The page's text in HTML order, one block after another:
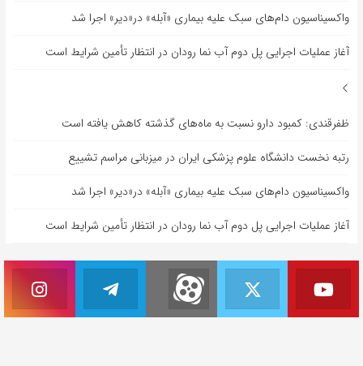
واکسیناسیون دام‌های سبک علیه بیماری «آبله» در«دیر» اجرا شد
آغاز عملیات اجرایی پل دوم آب نما رودان در انتظار تأمین شرایط است
ظفرقندی: کمبود دارو نسبت به ماه‌های گذشته کاهش یافته است
رتبه نخست دانشگاه علوم پزشکی ایران در میزبانی مراسم تشییع
واکسیناسیون دام‌های سبک علیه بیماری «آبله» در«دیر» اجرا شد
آغاز عملیات اجرایی پل دوم آب نما رودان در انتظار تأمین شرایط است